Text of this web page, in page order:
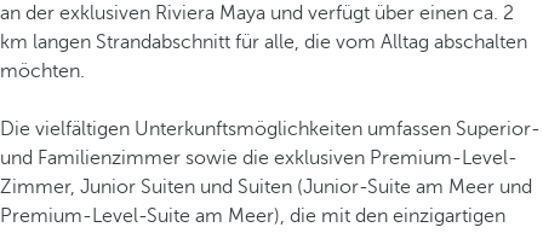
an der exklusiven Riviera Maya und verfügt über einen ca. 2
km langen Strandabschnitt für alle, die vom Alltag abschalten
möchten.
Die vielfältigen Unterkunftsmöglichkeiten umfassen Superior-
und Familienzimmer sowie die exklusiven Premium-Level-
Zimmer, Junior Suiten und Suiten (Junior-Suite am Meer und
Premium-Level-Suite am Meer), die mit den einzigartigen